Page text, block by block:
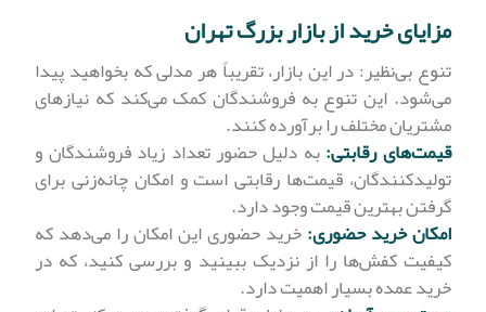
مزایای خرید از بازار بزرگ تهران
تنوع بی‌نظیر: در این بازار، تقریباً هر مدلی که بخواهید پیدا
می‌شود. این تنوع به فروشندگان کمک می‌کند که نیازهای
مشتریان مختلف را برآورده کنند.
قیمت‌های رقابتی:به دلیل حضور تعداد زیاد فروشندگان و
تولیدکنندگان، قیمت‌ها رقابتی است و امکان چانه‌زنی برای
گرفتن بهترین قیمت وجود دارد.
امکان خرید حضوری:خرید حضوری این امکان را می‌دهد که
کیفیت کفش‌ها را از نزدیک ببینید و بررسی کنید، که در
خرید عمده بسیار اهمیت دارد.